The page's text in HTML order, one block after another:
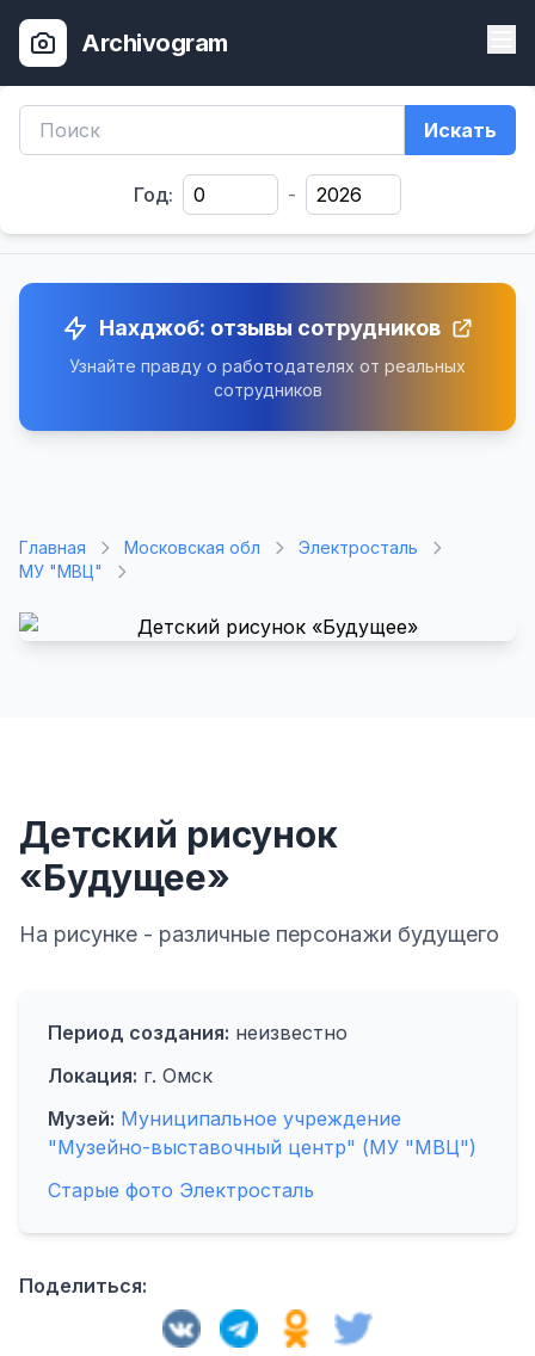
Archivogram
Искать
Год: -
Нахджоб: отзывы сотрудников
Узнайте правду о работодателях от реальных
сотрудников
Главная Московская обл
Электросталь
МУ "МВЦ"
Детский рисунок
«Будущее»
На рисунке - различные персонажи будущего
Период создания: неизвестно
Локация: г. Омск
Музей: Муниципальное учреждение
"Музейно-выставочный центр" (МУ "МВЦ")
Старые фото Электросталь
Поделиться: